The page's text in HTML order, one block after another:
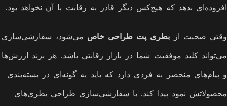
افزوده‌ای بدهد که هیچ‌کس دیگر قادر به رقابت با آن نخواهد بود.
وقتی صحبت از بطری پت طراحی خاص می‌شود، سفارشی‌سازی
می‌تواند کلید موفقیت شما در بازار رقابتی باشد. هر برند ارزش‌ها
و پیام‌های منحصر به فردی دارد که باید به گونه‌ای در بسته‌بندی
محصولاتش نمود پیدا کند. با سفارشی‌سازی طراحی بطری‌های